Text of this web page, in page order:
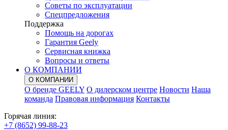
Советы по эксплуатации
Спецпредложения
Поддержка
Помощь на дорогах
Гарантия Geely
Сервисная книжка
Вопросы и ответы
О КОМПАНИИ
О КОМПАНИИ
О бренде GEELY О дилерском центре Новости Наша
команда Правовая информация Контакты
Горячая линия:
+7 (8652) 99-88-23